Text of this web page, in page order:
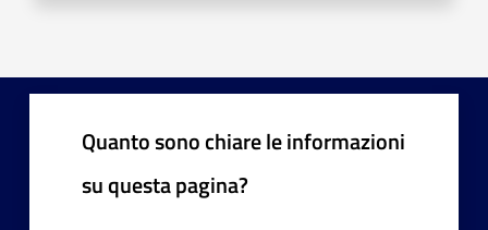
Quanto sono chiare le informazioni
su questa pagina?